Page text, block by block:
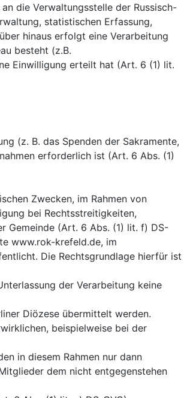
die Verwaltungsstelle der Russisch-
statistischen Erfassung,
hinaus erfolgt eine Verarbeitung
besteht (z.B.
Einwilligung erteilt hat (Art. 6 (1) lit.
(z. B. das Spenden der Sakramente,
erforderlich ist (Art. 6 Abs. (1)
Zwecken, im Rahmen von
bei Rechtsstreitigkeiten,
Gemeinde (Art. 6 Abs. (1) lit. f) DS-
www.rok-krefeld.de, im
Die Rechtsgrundlage hierfür ist
der Verarbeitung keine
Diözese übermittelt werden.
beispielweise bei der
in diesem Rahmen nur dann
dem nicht entgegenstehen